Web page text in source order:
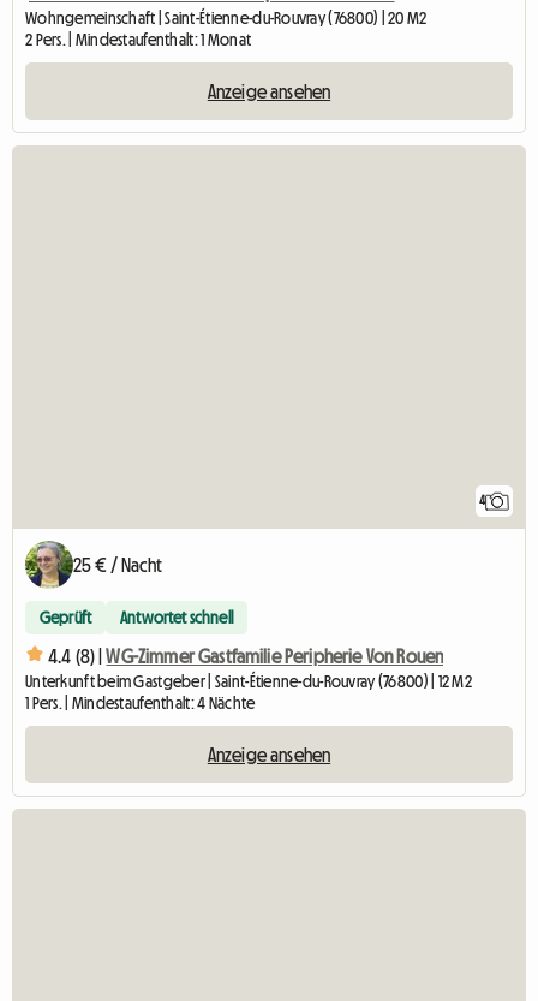
Wohngemeinschaft | Saint-Étienne-du-Rouvray (76800) | 20 M2
2 Pers. | Mindestaufenthalt: 1 Monat
Anzeige ansehen
4
25 € / Nacht
Geprüft Antwortet schnell
4.4 (8) | WG-Zimmer Gastfamilie Peripherie Von Rouen
Unterkunft beim Gastgeber | Saint-Étienne-du-Rouvray (76800) | 12 M2
1 Pers. | Mindestaufenthalt: 4 Nächte
Anzeige ansehen